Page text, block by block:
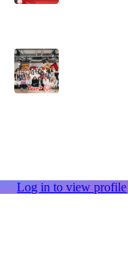
Log in to view profile